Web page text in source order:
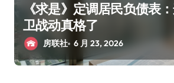
《求是》定调居民负债表
卫战动真格了
房联社 6 月 23, 2026